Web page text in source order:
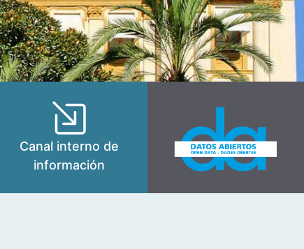
Canal interno de
información